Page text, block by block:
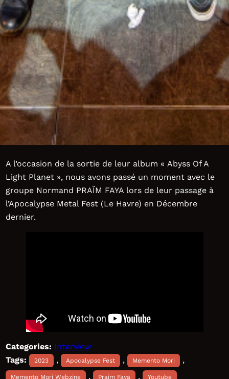
A l’occasion de la sortie de leur album « Abyss Of A
Light Planet », nous avons passé un moment avec le
groupe Normand PRAÏM FAYA lors de leur passage à
l’Apocalypse Metal Fest (Le Havre) en Décembre
dernier.
Categories: Interview
Tags:
2023 , Apocalypse Fest , Memento Mori ,
Memento Mori Webzine , Praim Faya , Youtube